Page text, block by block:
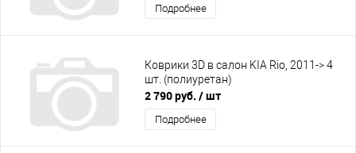
Подробнее
Коврики 3D в салон KIA Rio, 2011-> 4
шт. (полиуретан)
2 790 руб. / шт
Подробнее